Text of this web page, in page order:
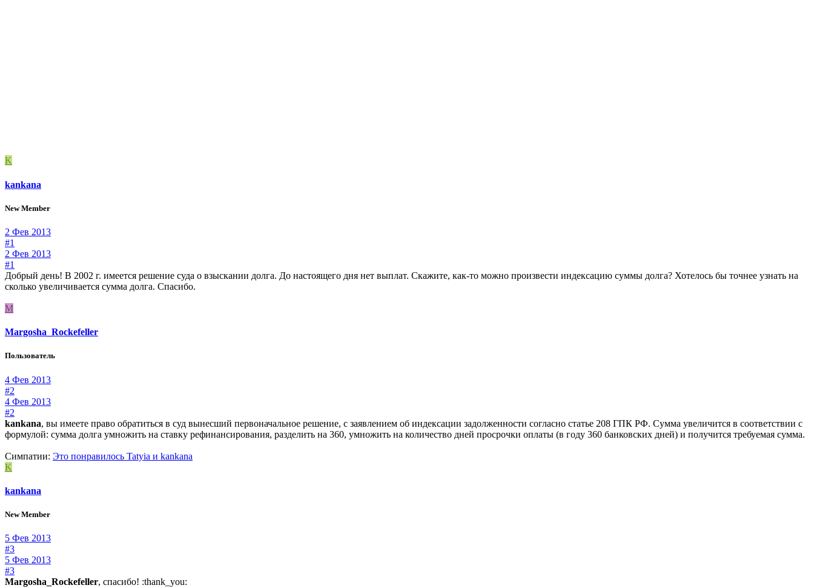
K
kankana
New Member
2 Фев 2013
#1
2 Фев 2013
#1
Добрый день! В 2002 г. имеется решение суда о взыскании долга. До настоящего дня нет выплат. Скажите, как-то можно произвести индексацию суммы долга? Хотелось бы точнее узнать на
сколько увеличивается сумма долга. Спасибо.
M
Margosha_Rockefeller
Пользователь
4 Фев 2013
#2
4 Фев 2013
#2
kankana, вы имеете право обратиться в суд вынесший первоначальное решение, с заявлением об индексации задолженности согласно статье 208 ГПК РФ. Сумма увеличится в соответствии с
формулой: сумма долга умножить на ставку рефинансирования, разделить на 360, умножить на количество дней просрочки оплаты (в году 360 банковских дней) и получится требуемая сумма.
Симпатии: Это понравилось Tatyia и kankana
K
kankana
New Member
5 Фев 2013
#3
5 Фев 2013
#3
Margosha_Rockefeller, спасибо! :thank_you: